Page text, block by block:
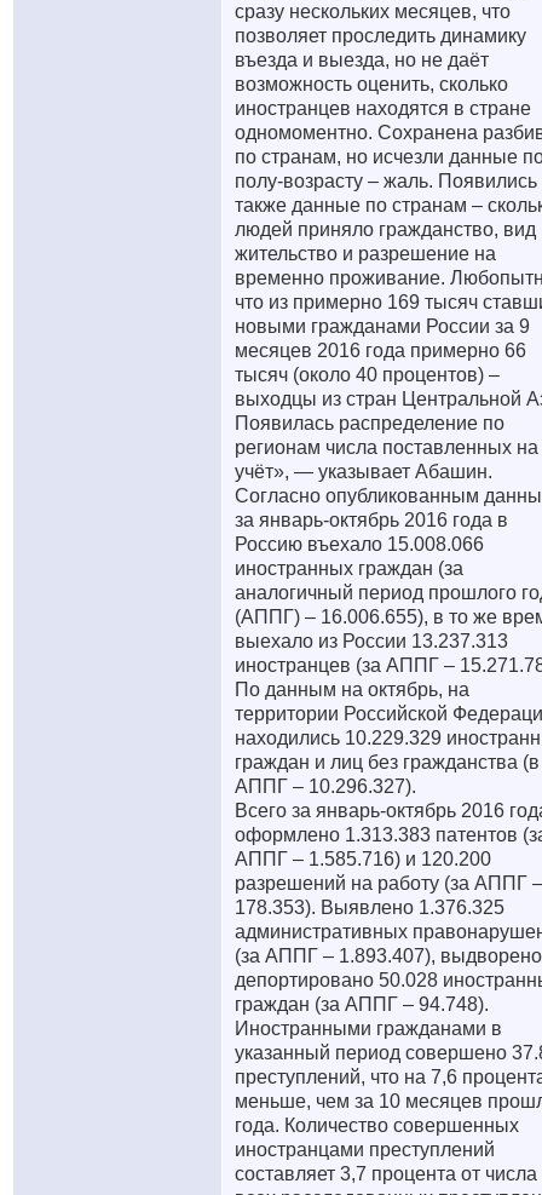
сразу нескольких месяцев, что
позволяет проследить динамику
въезда и выезда, но не даёт
возможность оценить, сколько
иностранцев находятся в стране
одномоментно. Сохранена
по странам, но исчезли данные
полу-возрасту – жаль. Появились
также данные по странам –
людей приняло гражданство, вид
жительство и разрешение на
временно проживание.
что из примерно 169 тысяч
новыми гражданами России за 9
месяцев 2016 года примерно 66
тысяч (около 40 процентов) –
выходцы из стран Центральной
Появилась распределение по
регионам числа поставленных на
учёт», — указывает Абашин.
Согласно опубликованным
за январь-октябрь 2016 года в
Россию въехало 15.008.066
иностранных граждан (за
аналогичный период прошлого
(АППГ) – 16.006.655), в то же
выехало из России 13.237.313
иностранцев (за АППГ –
По данным на октябрь, на
территории Российской
находились 10.229.329
граждан и лиц без гражданства (в
АППГ – 10.296.327).
Всего за январь-октябрь 2016
оформлено 1.313.383 патентов
АППГ – 1.585.716) и 120.200
разрешений на работу (за АППГ –
178.353). Выявлено 1.376.325
административных
(за АППГ – 1.893.407),
депортировано 50.028
граждан (за АППГ – 94.748).
Иностранными гражданами в
указанный период совершено
преступлений, что на 7,6
меньше, чем за 10 месяцев
года. Количество совершенных
иностранцами преступлений
составляет 3,7 процента от числа